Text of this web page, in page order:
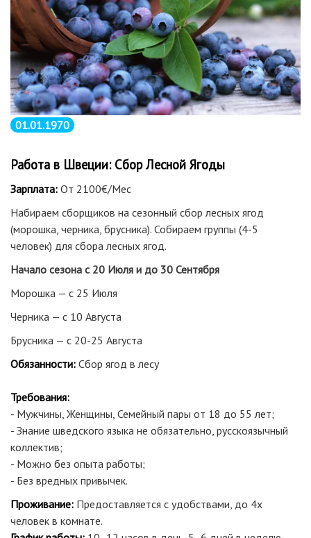
01.01.1970
Работа в Швеции: Сбор Лесной Ягоды
Зарплата: От 2100€/Мес
Набираем сборщиков на сезонный сбор лесных ягод
(морошка, черника, брусника). Собираем группы (4-5
человек) для сбора лесных ягод.
Начало сезона с 20 Июля и до 30 Сентября
Морошка — с 25 Июля
Черника — с 10 Августа
Брусника — с 20-25 Августа
Обязанности: Сбор ягод в лесу
Требования:
- Мужчины, Женщины, Семейный пары от 18 до 55 лет;
- Знание шведского языка не обязательно, русскоязычный
коллектив;
- Можно без опыта работы;
- Без вредных привычек.
Проживание: Предоставляется с удобствами, до 4х
человек в комнате.